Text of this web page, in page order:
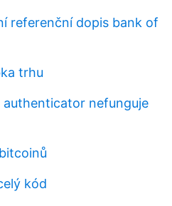
referenční dopis bank of
trhu
nefunguje
kód